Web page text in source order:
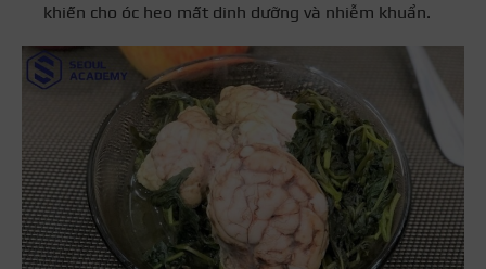
khiến cho óc heo mất dinh dưỡng và nhiễm khuẩn.